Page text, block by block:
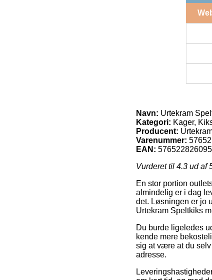
Navn: Urtekram
Kategori: Kager,
Producent:
Varenummer:
EAN:
Vurderet til 4.3 ud af
En stor portion
almindelig er i dag
det. Løsningen er jo
Urtekram Speltkiks
Du burde ligeledes
kende mere
sig at være at du
adresse.